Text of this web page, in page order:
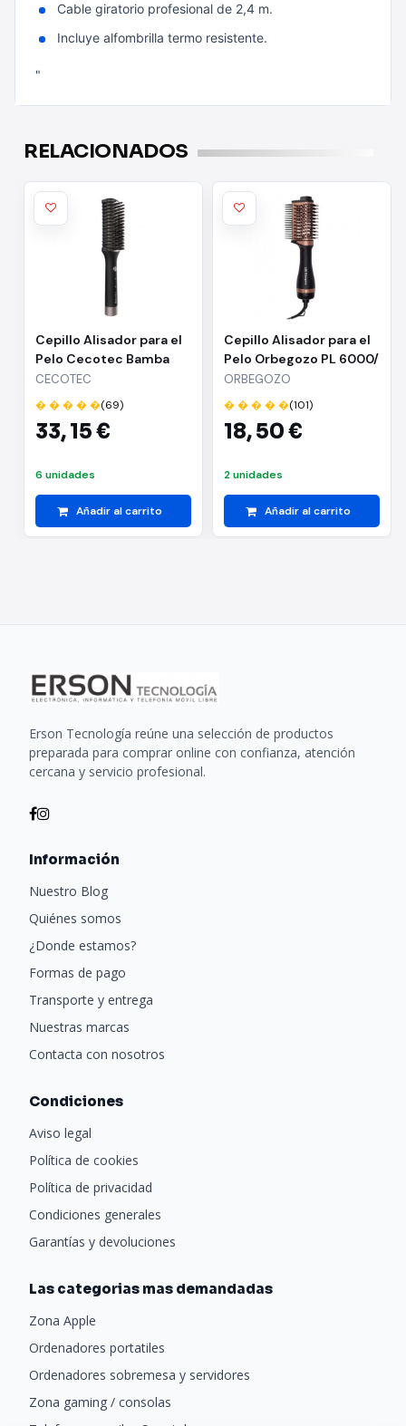
Cable giratorio profesional de 2,4 m.
Incluye alfombrilla termo resistente.
"
RELACIONADOS
Cepillo Alisador para el
Pelo Cecotec Bamba
InstantCare 1200 Look
Brush/ Negro
CECOTEC
� � � � �(69)
33,15 €
6 unidades
Añadir al carrito
Cepillo Alisador para el
Pelo Orbegozo PL 6000/
1200W/ Iónico
ORBEGOZO
� � � � �(101)
18,50 €
2 unidades
Añadir al carrito
Erson Tecnología reúne una selección de productos
preparada para comprar online con confianza, atención
cercana y servicio profesional.
Información
Nuestro Blog
Quiénes somos
¿Donde estamos?
Formas de pago
Transporte y entrega
Nuestras marcas
Contacta con nosotros
Condiciones
Aviso legal
Política de cookies
Política de privacidad
Condiciones generales
Garantías y devoluciones
Las categorias mas demandadas
Zona Apple
Ordenadores portatiles
Ordenadores sobremesa y servidores
Zona gaming / consolas